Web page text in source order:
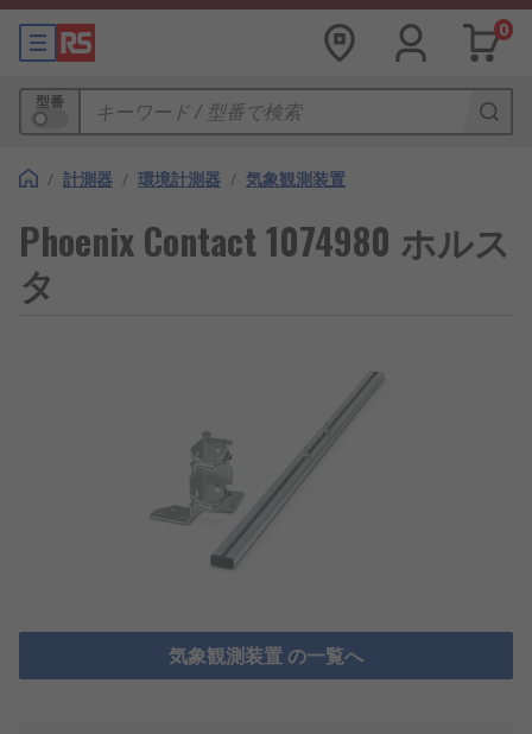
0
型番
/ 計測器 / 環境計測器 / 気象観測装置
Phoenix Contact 1074980 ホルス
タ
気象観測装置 の一覧へ